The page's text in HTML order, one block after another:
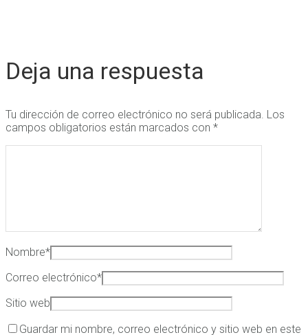
Deja una respuesta
Tu dirección de correo electrónico no será publicada. Los
campos obligatorios están marcados con *
Nombre*
Correo electrónico*
Sitio web
Guardar mi nombre, correo electrónico y sitio web en este